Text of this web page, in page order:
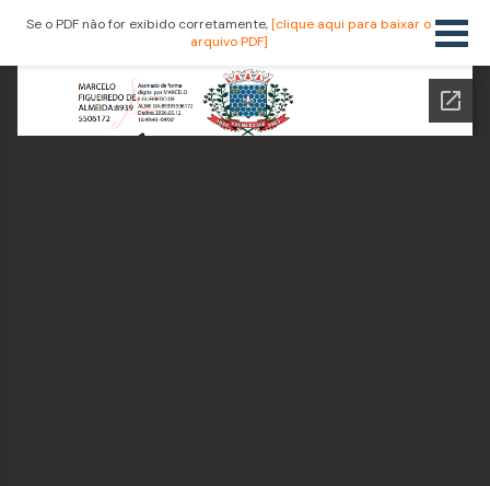
Se o PDF não for exibido corretamente,[clique aqui para baixar o
arquivo PDF]